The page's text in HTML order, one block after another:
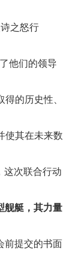
之怒行
他们的领导
的历史性、
使其在未来数
次联合行动
舰艇，其力量
前提交的书面